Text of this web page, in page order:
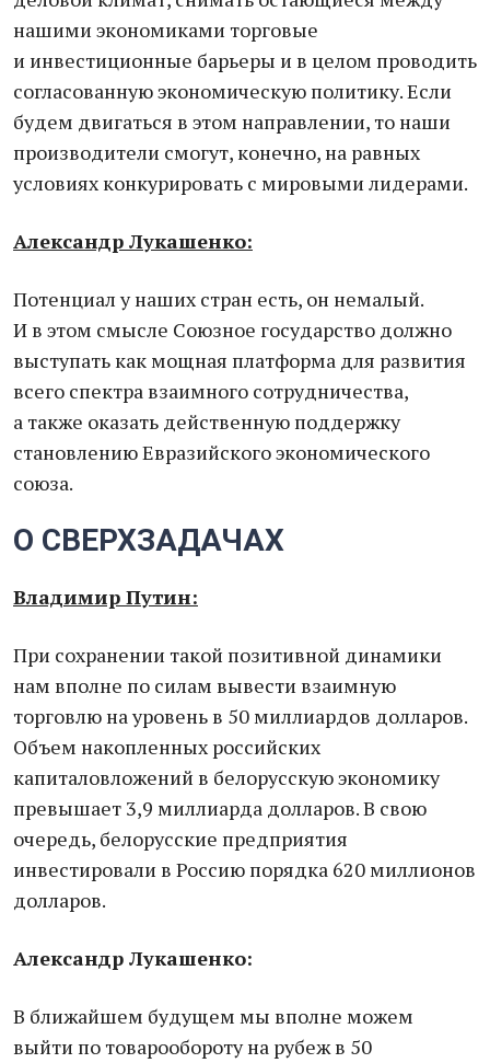
нашими экономиками торговые
и инвестиционные барьеры и в целом проводить
согласованную экономическую политику. Если
будем двигаться в этом направлении, то наши
производители смогут, конечно, на равных
условиях конкурировать с мировыми лидерами.
Александр Лукашенко:
Потенциал у наших стран есть, он немалый.
И в этом смысле Союзное государство должно
выступать как мощная платформа для развития
всего спектра взаимного сотрудничества,
а также оказать действенную поддержку
становлению Евразийского экономического
союза.
О СВЕРХЗАДАЧАХ
Владимир Путин:
При сохранении такой позитивной динамики
нам вполне по силам вывести взаимную
торговлю на уровень в 50 миллиардов долларов.
Объем накопленных российских
капиталовложений в белорусскую экономику
превышает 3,9 миллиарда долларов. В свою
очередь, белорусские предприятия
инвестировали в Россию порядка 620 миллионов
долларов.
Александр Лукашенко:
В ближайшем будущем мы вполне можем
выйти по товарообороту на рубеж в 50